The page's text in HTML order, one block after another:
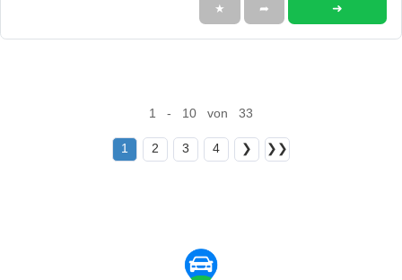
★ ➦ ➜
1 - 10 von 33
1 2 3 4 ❯ ❯❯